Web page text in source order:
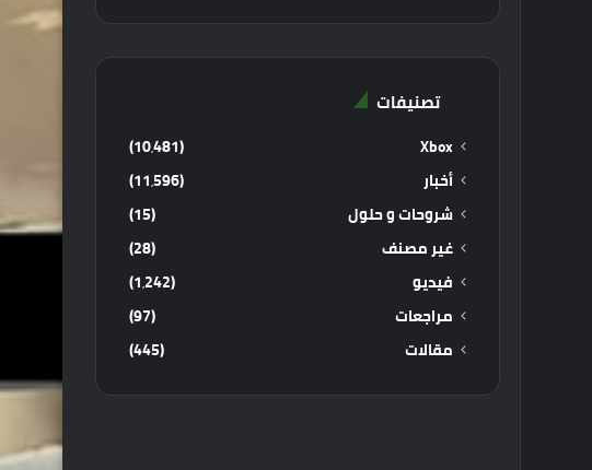
تصنيفات
Xbox
(10٬481)
أخبار
(11٬596)
شروحات و حلول
(15)
غير مصنف
(28)
فيديو
(1٬242)
مراجعات
(97)
مقالات
(445)